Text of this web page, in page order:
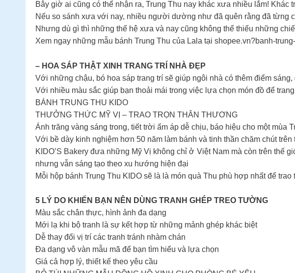
Bây giờ ai cũng có thể nhận ra, Trung Thu nay khác xưa nhiều lắm!
Nếu so sánh xưa với nay, nhiều người dường như đã quên rằng đã từng
Nhưng dù gì thì những thế hệ xưa và nay cũng không thể thiếu những
Xem ngay những mẫu bánh Trung Thu của Lala tại shopee.vn?banh-
– HOA SÁP THẬT XINH TRANG TRÍ NHÀ ĐẸP
Với những chậu, bó hoa sáp trang trí sẽ giúp ngôi nhà có thêm điểm
Với nhiều màu sắc giúp bạn thoải mái trong việc lựa chọn món đồ để
BÁNH TRUNG THU KIDO
THƯỞNG THỨC MỸ VỊ – TRAO TRỌN THÂN THƯƠNG
Ánh trăng vàng sáng trong, tiết trời ấm áp dễ chịu, báo hiệu cho một mùa
Với bề dày kinh nghiệm hơn 50 năm làm bánh và tinh thần chăm chút
KIDO’S Bakery đưa những Mỹ Vị không chỉ ở Việt Nam mà còn trên thế
nhưng vẫn sáng tạo theo xu hướng hiện đại
Mỗi hộp bánh Trung Thu KIDO sẽ là là món quà Thu phù hợp nhất để
5 LÝ DO KHIẾN BẠN NÊN DÙNG TRANH GHÉP TREO TƯỜNG
Màu sắc chân thực, hình ảnh đa dạng
Mới lạ khi bộ tranh là sự kết hợp từ những mảnh ghép khác biệt
Dễ thay đổi vị trí các tranh tránh nhàm chán
Đa dạng vô vàn mẫu mã để bạn tìm hiểu và lựa chọn
Giá cả hợp lý, thiết kế theo yêu cầu